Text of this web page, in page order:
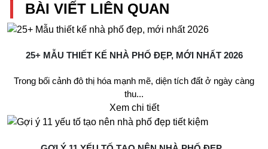
BÀI VIẾT LIÊN QUAN
25+ MẪU THIẾT KẾ NHÀ PHỐ ĐẸP, MỚI NHẤT 2026
Trong bối cảnh đô thị hóa mạnh mẽ, diện tích đất ở ngày càng
thu...
Xem chi tiết